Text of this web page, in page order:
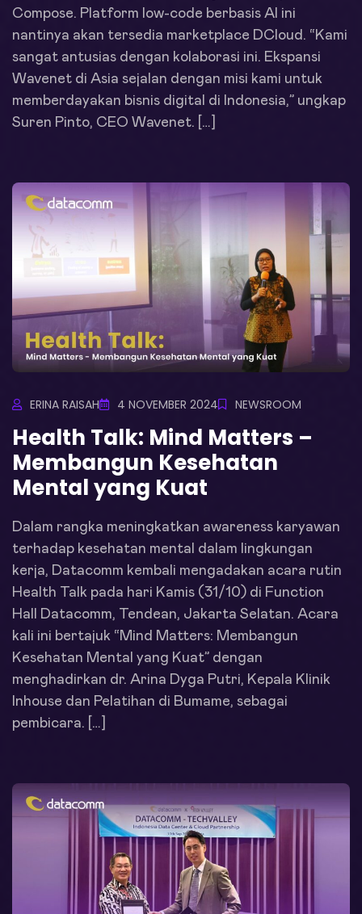
Compose. Platform low-code berbasis AI ini
nantinya akan tersedia marketplace DCloud. “Kami
sangat antusias dengan kolaborasi ini. Ekspansi
Wavenet di Asia sejalan dengan misi kami untuk
memberdayakan bisnis digital di Indonesia,” ungkap
Suren Pinto, CEO Wavenet. […]
ERINA RAISAH 4 NOVEMBER 2024 NEWSROOM
Health Talk: Mind Matters –
Membangun Kesehatan
Mental yang Kuat
Dalam rangka meningkatkan awareness karyawan
terhadap kesehatan mental dalam lingkungan
kerja, Datacomm kembali mengadakan acara rutin
Health Talk pada hari Kamis (31/10) di Function
Hall Datacomm, Tendean, Jakarta Selatan. Acara
kali ini bertajuk “Mind Matters: Membangun
Kesehatan Mental yang Kuat” dengan
menghadirkan dr. Arina Dyga Putri, Kepala Klinik
Inhouse dan Pelatihan di Bumame, sebagai
pembicara. […]